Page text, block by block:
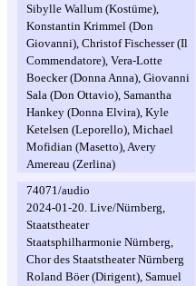
Sibylle Wallum (Kostüme),
Konstantin Krimmel (Don
Giovanni), Christof Fischesser (Il
Commendatore), Vera-Lotte
Boecker (Donna Anna), Giovanni
Sala (Don Ottavio), Samantha
Hankey (Donna Elvira), Kyle
Ketelsen (Leporello), Michael
Mofidian (Masetto), Avery
Amereau (Zerlina)
74071/audio
2024-01-20. Live/Nürnberg,
Staatstheater
Staatsphilharmonie Nürnberg,
Chor des Staatstheater Nürnberg
Roland Böer (Dirigent), Samuel